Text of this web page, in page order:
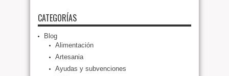
CATEGORÍAS
Blog
Alimentación
Artesania
Ayudas y subvenciones